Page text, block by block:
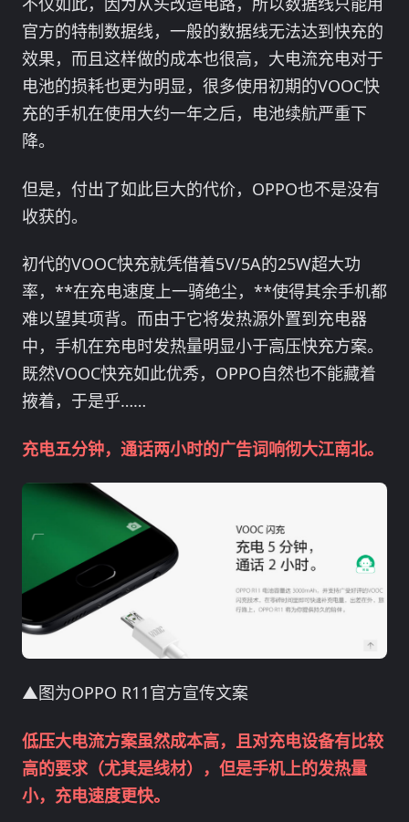
官方的特制数据线，一般的数据线无法达到快充的
效果，而且这样做的成本也很高，大电流充电对于
电池的损耗也更为明显，很多使用初期的VOOC快
充的手机在使用大约一年之后，电池续航严重下
降。
但是，付出了如此巨大的代价，OPPO也不是没有
收获的。
初代的VOOC快充就凭借着5V/5A的25W超大功
率，**在充电速度上一骑绝尘，**使得其余手机都
难以望其项背。而由于它将发热源外置到充电器
中，手机在充电时发热量明显小于高压快充方案。
既然VOOC快充如此优秀，OPPO自然也不能藏着
掖着，于是乎……
充电五分钟，通话两小时的广告词响彻大江南北。
▲图为OPPO R11官方宣传文案
低压大电流方案虽然成本高，且对充电设备有比较
高的要求（尤其是线材），但是手机上的发热量
小，充电速度更快。